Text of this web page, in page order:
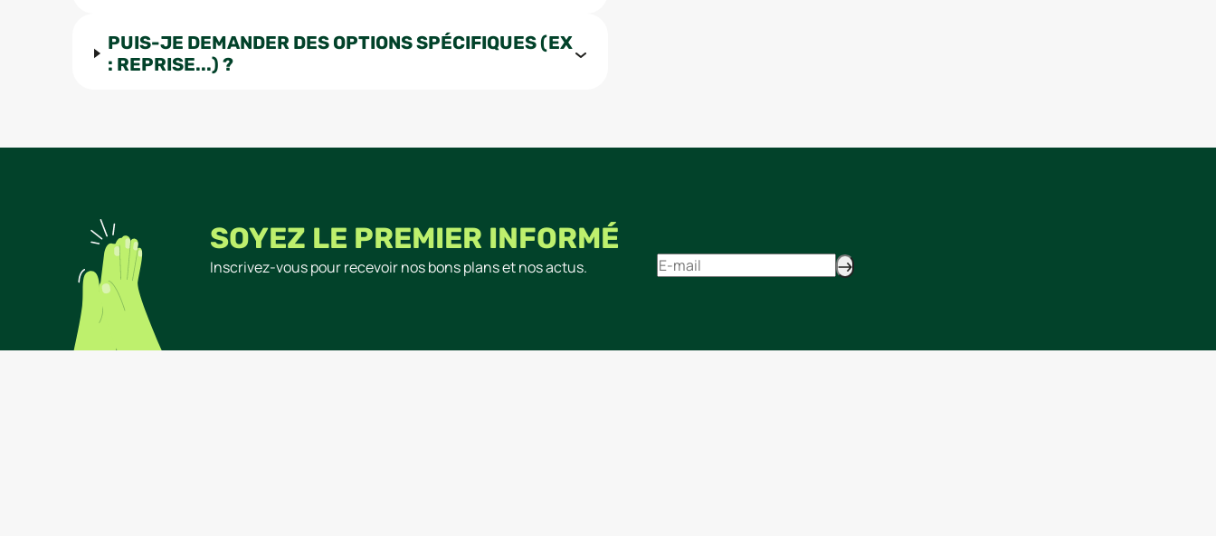
PUIS-JE DEMANDER DES OPTIONS SPÉCIFIQUES (EX
: REPRISE...) ?
SOYEZ LE PREMIER INFORMÉ
Inscrivez-vous pour recevoir nos bons plans et nos actus.